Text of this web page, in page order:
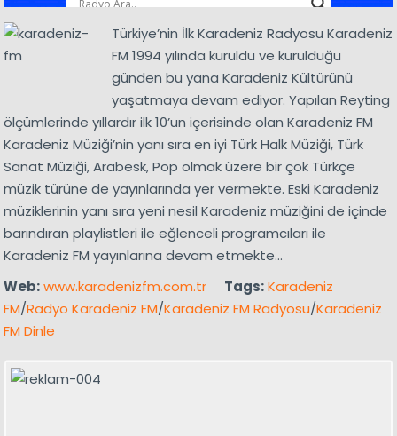
Türkiye’nin İlk Karadeniz Radyosu Karadeniz
FM 1994 yılında kuruldu ve kurulduğu
günden bu yana Karadeniz Kültürünü
yaşatmaya devam ediyor. Yapılan Reyting
ölçümlerinde yıllardır ilk 10’un içerisinde olan Karadeniz FM
Karadeniz Müziği’nin yanı sıra en iyi Türk Halk Müziği, Türk
Sanat Müziği, Arabesk, Pop olmak üzere bir çok Türkçe
müzik türüne de yayınlarında yer vermekte. Eski Karadeniz
müziklerinin yanı sıra yeni nesil Karadeniz müziğini de içinde
barındıran playlistleri ile eğlenceli programcıları ile
Karadeniz FM yayınlarına devam etmekte…
Web:www.karadenizfm.com.tr Tags:Karadeniz
FM/Radyo Karadeniz FM/Karadeniz FM Radyosu/Karadeniz
FM Dinle